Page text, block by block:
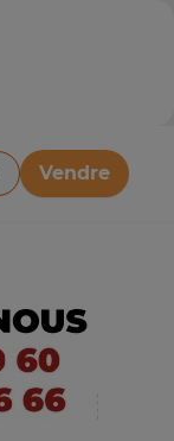
Vendre